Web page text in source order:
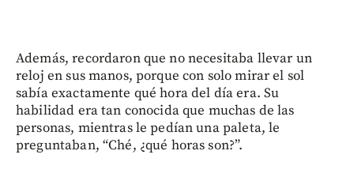
Además, recordaron que no necesitaba llevar un
reloj en sus manos, porque con solo mirar el sol
sabía exactamente qué hora del día era. Su
habilidad era tan conocida que muchas de las
personas, mientras le pedían una paleta, le
preguntaban, “Ché, ¿qué horas son?”.